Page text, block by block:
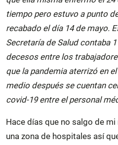
tiempo pero estuvo a punto
recabado el día 14 de mayo.
Secretaría de Salud contaba
decesos entre los
que la pandemia aterrizó en
medio después se cuentan
covid-19 entre el personal
Hace días que no salgo de
una zona de hospitales así